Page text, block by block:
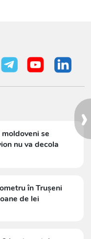
›
se
nu va decola
în Trușeni
de lei